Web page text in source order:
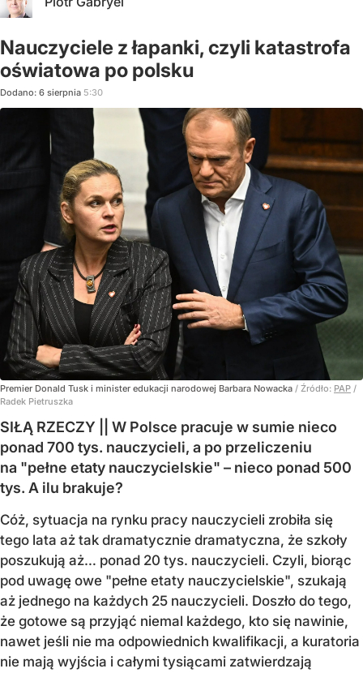
Nauczyciele z łapanki, czyli katastrofa
oświatowa po polsku
Dodano: 6 sierpnia 5:30
Premier Donald Tusk i minister edukacji narodowej Barbara Nowacka / Źródło: PAP /
Radek Pietruszka
SIŁĄ RZECZY || W Polsce pracuje w sumie nieco
ponad 700 tys. nauczycieli, a po przeliczeniu
na "pełne etaty nauczycielskie" – nieco ponad 500
tys. A ilu brakuje?
Cóż, sytuacja na rynku pracy nauczycieli zrobiła się
tego lata aż tak dramatycznie dramatyczna, że szkoły
poszukują aż… ponad 20 tys. nauczycieli. Czyli, biorąc
pod uwagę owe "pełne etaty nauczycielskie", szukają
aż jednego na każdych 25 nauczycieli. Doszło do tego,
że gotowe są przyjąć niemal każdego, kto się nawinie,
nawet jeśli nie ma odpowiednich kwalifikacji, a kuratoria
nie mają wyjścia i całymi tysiącami zatwierdzają